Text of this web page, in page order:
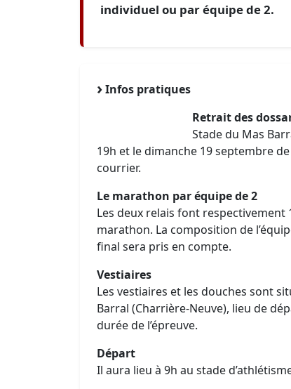
individuel ou par équipe de 2.
Infos pratiques
Retrait des
Stade du Mas
19h et le dimanche 19 septembre
courrier.
Le marathon par équipe de 2
Les deux relais font respectivement
marathon. La composition de
final sera pris en compte.
Vestiaires
Les vestiaires et les douches sont
Barral (Charrière-Neuve), lieu de
durée de l’épreuve.
Départ
Il aura lieu à 9h au stade